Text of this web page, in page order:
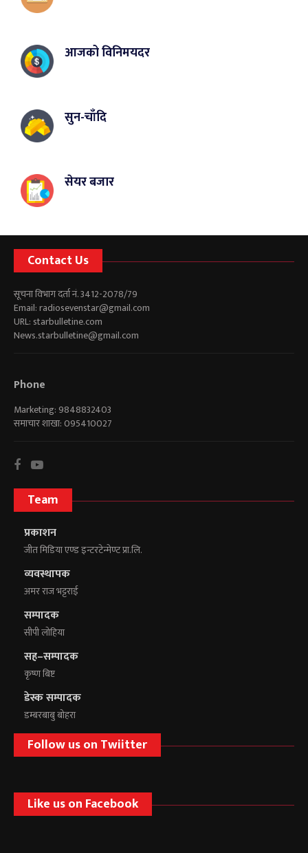
आजको विनिमयदर
सुन-चाँदि
सेयर बजार
Contact Us
सूचना विभाग दर्ता नं. 3412-2078/79
Email:radiosevenstar@gmail.com
URL: starbulletine.com
News.starbulletine@gmail.com
Phone
Marketing: 9848832403
समाचार शाखा: 095410027
Team
प्रकाशन
जीत मिडिया एण्ड इन्टरटेन्मेण्ट प्रा.लि.
व्यवस्थापक
अमर राज भट्टराई
सम्पादक
सीपी लोहिया
सह–सम्पादक
कृष्ण बिष्ट
डेस्क सम्पादक
डम्बरबाबु बोहरा
Follow us on Twiitter
Like us on Facebook